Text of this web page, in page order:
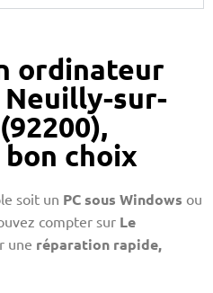
ordinateur
sur-
choix
soit un PC sous Windows ou
compter sur Le
une réparation rapide,